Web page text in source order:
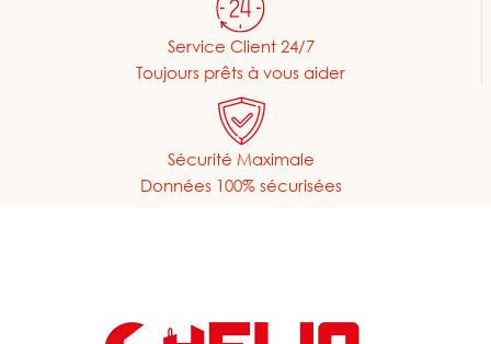
Service Client 24/7
Toujours prêts à vous aider
Sécurité Maximale
Données 100% sécurisées